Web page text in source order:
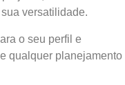
versatilidade.
o seu perfil e
qualquer planejamento